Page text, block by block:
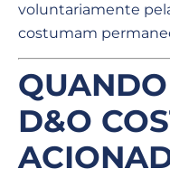
voluntariamente
costumam
D&O